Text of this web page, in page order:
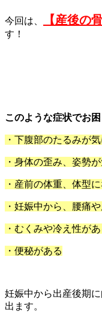
今回は、 【産後の
す！
このような症状でお
・下腹部のたるみが
・身体の歪み、姿勢
・産前の体重、体型
・妊娠中から、腰痛
・むくみや冷え性があ
・便秘がある
妊娠中から出産後期
出ます。